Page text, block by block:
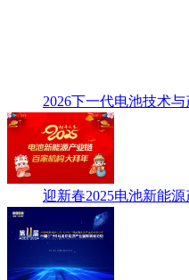
2026下一代电池技术
迎新春2025电池新能